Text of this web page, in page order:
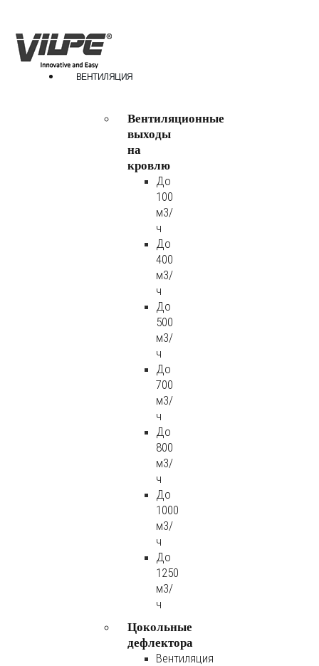
ВЕНТИЛЯЦИЯ
Вентиляционные
выходы
на
кровлю
До
100
м3/
ч
До
400
м3/
ч
До
500
м3/
ч
До
700
м3/
ч
До
800
м3/
ч
До
1000
м3/
ч
До
1250
м3/
ч
Цокольные
дефлектора
Вентиляция